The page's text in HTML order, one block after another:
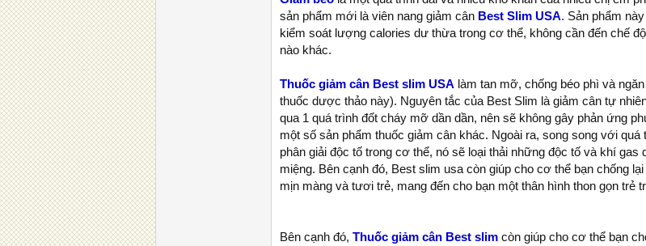
sản phẩm mới là viên nang giảm cân Best Slim USA. Sản phẩm
kiểm soát lượng calories dư thừa trong cơ thể, không cần đến chế
nào khác.
Thuốc giảm cân Best slim USA làm tan mỡ, chống béo phì và
thuốc dược thảo này). Nguyên tắc của Best Slim là giảm cân tự
qua 1 quá trình đốt cháy mỡ dần dần, nên sẽ không gây phản ứng
một số sản phẩm thuốc giảm cân khác. Ngoài ra, song song với
phân giải độc tố trong cơ thể, nó sẽ loại thải những độc tố và khí
miệng. Bên cạnh đó, Best slim usa còn giúp cho cơ thể bạn chống
mịn màng và tươi trẻ, mang đến cho bạn một thân hình thon gọn trẻ
Bên cạnh đó, Thuốc giảm cân Best slim còn giúp cho cơ thể bạn